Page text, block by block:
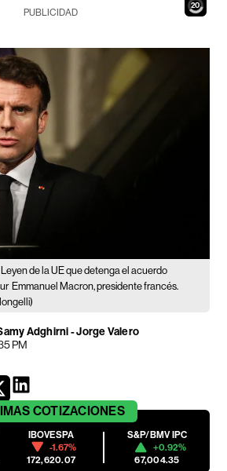
18
PUBLICIDAD
de la UE que detenga el acuerdo
Emmanuel Macron, presidente francés.
Adghirni - Jorge Valero
PM
COTIZACIONES
IBOVESPA
-1.67%
172,620.07
S&P/BMV IPC
+0.92%
67,004.35